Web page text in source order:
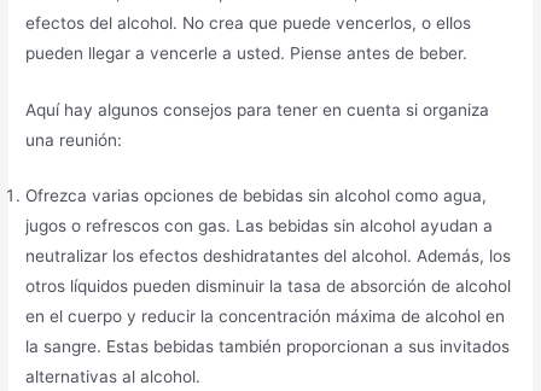
efectos del alcohol. No crea que puede vencerlos, o ellos
pueden llegar a vencerle a usted. Piense antes de beber.
Aquí hay algunos consejos para tener en cuenta si organiza
una reunión:
Ofrezca varias opciones de bebidas sin alcohol como agua,
jugos o refrescos con gas. Las bebidas sin alcohol ayudan a
neutralizar los efectos deshidratantes del alcohol. Además, los
otros líquidos pueden disminuir la tasa de absorción de alcohol
en el cuerpo y reducir la concentración máxima de alcohol en
la sangre. Estas bebidas también proporcionan a sus invitados
alternativas al alcohol.